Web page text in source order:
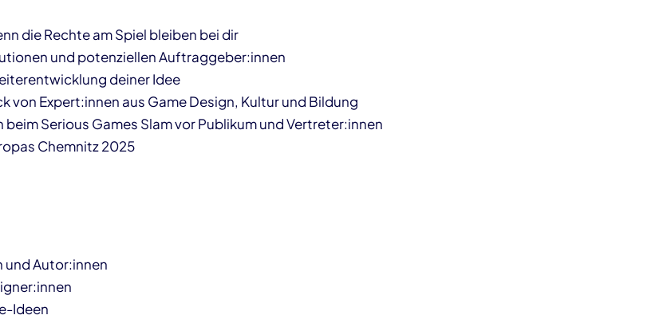
die Rechte am Spiel bleiben bei dir
und potenziellen Auftraggeber:innen
deiner Idee
von Expert:innen aus Game Design, Kultur und Bildung
Serious Games Slam vor Publikum und Vertreter:innen
Chemnitz 2025
und Autor:innen
Ideen